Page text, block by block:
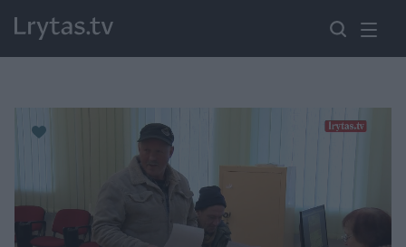
Paremkite Ukrainą